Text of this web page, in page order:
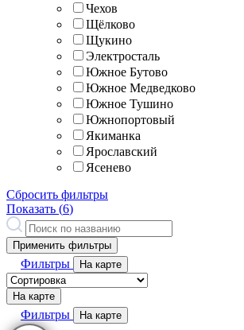
Чехов
Щёлково
Щукино
Электросталь
Южное Бутово
Южное Медведково
Южное Тушино
Южнопортовый
Якиманка
Ярославский
Ясенево
Сбросить фильтры
Показать (6)
Применить фильтры
Фильтры На карте
На карте
Фильтры На карте